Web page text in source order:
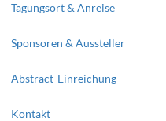
Tagungsort & Anreise
Sponsoren & Aussteller
Abstract-Einreichung
Kontakt